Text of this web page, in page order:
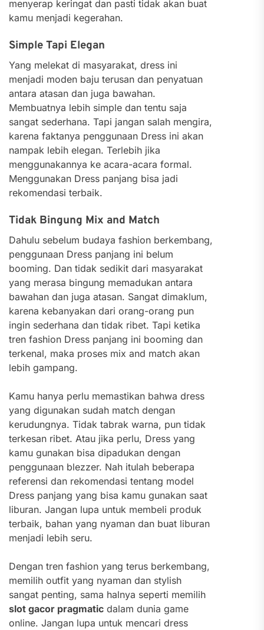
menyerap keringat dan pasti tidak akan buat
kamu menjadi kegerahan.
Simple Tapi Elegan
Yang melekat di masyarakat, dress ini
menjadi moden baju terusan dan penyatuan
antara atasan dan juga bawahan.
Membuatnya lebih simple dan tentu saja
sangat sederhana. Tapi jangan salah mengira,
karena faktanya penggunaan Dress ini akan
nampak lebih elegan. Terlebih jika
menggunakannya ke acara-acara formal.
Menggunakan Dress panjang bisa jadi
rekomendasi terbaik.
Tidak Bingung Mix and Match
Dahulu sebelum budaya fashion berkembang,
penggunaan Dress panjang ini belum
booming. Dan tidak sedikit dari masyarakat
yang merasa bingung memadukan antara
bawahan dan juga atasan. Sangat dimaklum,
karena kebanyakan dari orang-orang pun
ingin sederhana dan tidak ribet. Tapi ketika
tren fashion Dress panjang ini booming dan
terkenal, maka proses mix and match akan
lebih gampang.
Kamu hanya perlu memastikan bahwa dress
yang digunakan sudah match dengan
kerudungnya. Tidak tabrak warna, pun tidak
terkesan ribet. Atau jika perlu, Dress yang
kamu gunakan bisa dipadukan dengan
penggunaan blezzer. Nah itulah beberapa
referensi dan rekomendasi tentang model
Dress panjang yang bisa kamu gunakan saat
liburan. Jangan lupa untuk membeli produk
terbaik, bahan yang nyaman dan buat liburan
menjadi lebih seru.
Dengan tren fashion yang terus berkembang,
memilih outfit yang nyaman dan stylish
sangat penting, sama halnya seperti memilih
slot gacor pragmatic dalam dunia game
online. Jangan lupa untuk mencari dress